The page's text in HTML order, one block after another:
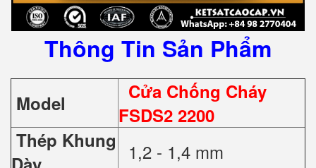
Thông Tin Sản Phẩm
Model
Cửa Chống Cháy
FSDS2 2200
Thép Khung
1,2 - 1,4 mm